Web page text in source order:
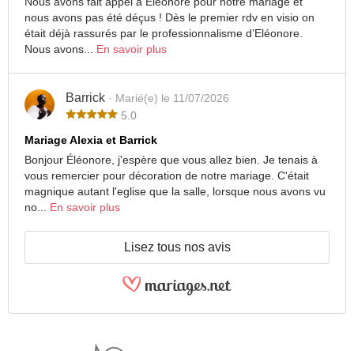
nous avons pas été déçus ! Dès le premier rdv en visio on
était déjà rassurés par le professionnalisme d’Eléonore.
Nous avons... En savoir plus
Barrick · Marié(e) le 11/07/2026
5.0
Mariage Alexia et Barrick
Bonjour Éléonore, j'espère que vous allez bien. Je tenais à
vous remercier pour décoration de notre mariage. C'était
magnique autant l'eglise que la salle, lorsque nous avons vu
no... En savoir plus
Lisez tous nos avis